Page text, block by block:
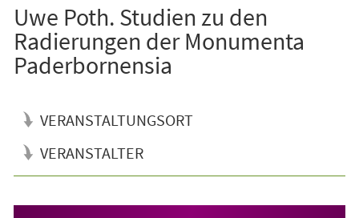
Uwe Poth. Studien zu den
Radierungen der Monumenta
Paderbornensia
VERANSTALTUNGSORT
VERANSTALTER